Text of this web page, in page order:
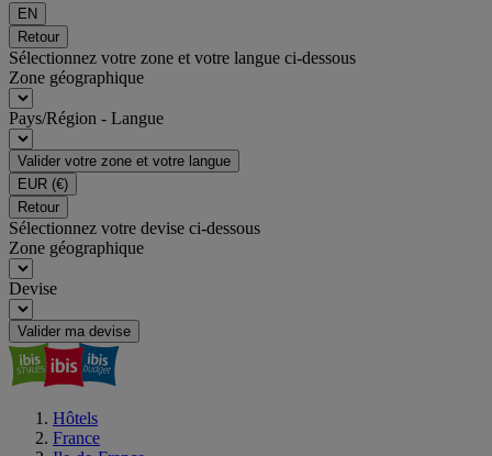
EN
Retour
Sélectionnez votre zone et votre langue ci-dessous
Zone géographique
Pays/Région - Langue
Valider votre zone et votre langue
EUR (€)
Retour
Sélectionnez votre devise ci-dessous
Zone géographique
Devise
Valider ma devise
Hôtels
France